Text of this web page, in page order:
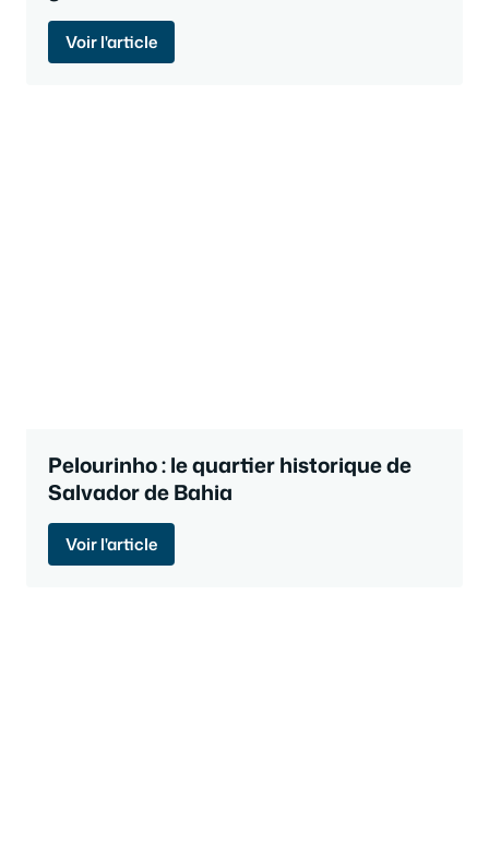
Voir l'article
Pelourinho : le quartier historique de
Salvador de Bahia
Voir l'article